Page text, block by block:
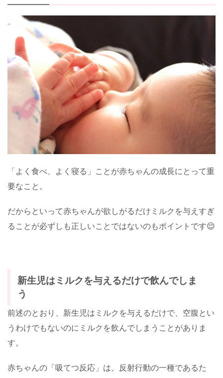
「よく食べ、よく寝る」ことが赤ちゃんの成長にとって重
要なこと。
だからといって赤ちゃんが欲しがるだけミルクを与えすぎ
ることが必ずしも正しいことではないのもポイントです😌
新生児はミルクを与えるだけで飲んでしま
う
前述のとおり、新生児はミルクを与えるだけで、空腹とい
うわけでもないのにミルクを飲んでしまうことがありま
す。
赤ちゃんの「吸てつ反応」は、反射行動の一種であるた